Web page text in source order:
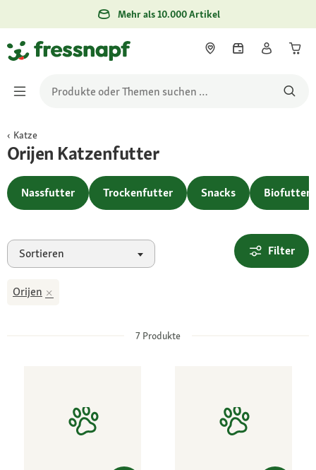
Mehr als 10.000 Artikel
Katze
Orijen Katzenfutter
Nassfutter Trockenfutter Snacks Biofutter
Sortieren Filter
Orijen
7 Produkte